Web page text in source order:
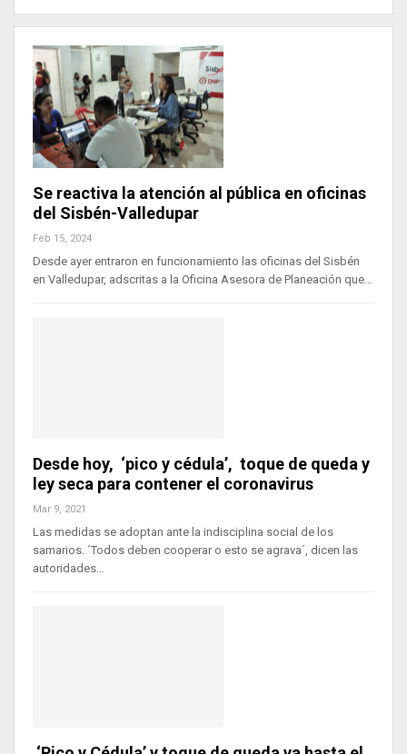
Se reactiva la atención al pública en oficinas
del Sisbén-Valledupar
Feb 15, 2024
Desde ayer entraron en funcionamiento las oficinas del Sisbén
en Valledupar, adscritas a la Oficina Asesora de Planeación que…
Desde hoy, ‘pico y cédula’, toque de queda y
ley seca para contener el coronavirus
Mar 9, 2021
Las medidas se adoptan ante la indisciplina social de los
samarios. ´Todos deben cooperar o esto se agrava´, dicen las
autoridades…